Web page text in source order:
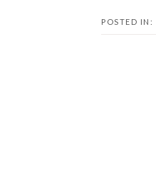
POSTED IN: